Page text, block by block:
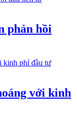
phản hồi
với kinh